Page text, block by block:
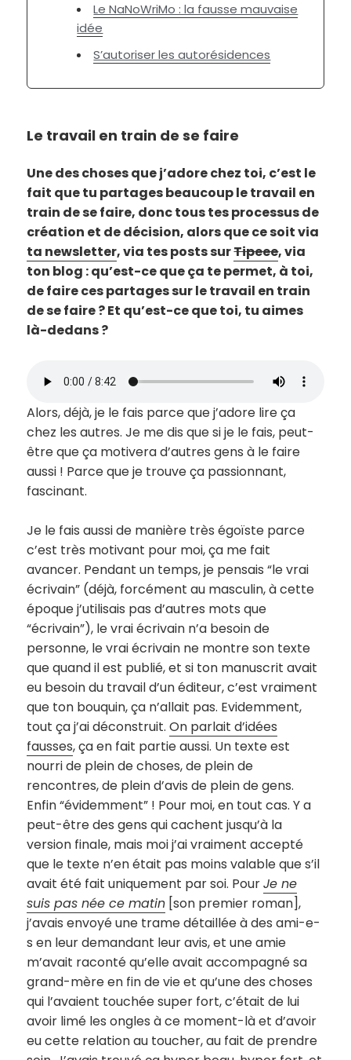
Le NaNoWriMo : la fausse mauvaise
idée
S’autoriser les autorésidences
Le travail en train de se faire
Une des choses que j’adore chez toi, c’est le
fait que tu partages beaucoup le travail en
train de se faire, donc tous tes processus de
création et de décision, alors que ce soit via
ta newsletter, via tes posts surTipeee, via
ton blog : qu’est-ce que ça te permet, à toi,
de faire ces partages sur le travail en train
de se faire ? Et qu’est-ce que toi, tu aimes
là-dedans ?
Alors, déjà, je le fais parce que j’adore lire ça
chez les autres. Je me dis que si je le fais, peut-
être que ça motivera d’autres gens à le faire
aussi ! Parce que je trouve ça passionnant,
fascinant.
Je le fais aussi de manière très égoïste parce
c’est très motivant pour moi, ça me fait
avancer. Pendant un temps, je pensais “le vrai
écrivain” (déjà, forcément au masculin, à cette
époque j’utilisais pas d’autres mots que
“écrivain”), le vrai écrivain n’a besoin de
personne, le vrai écrivain ne montre son texte
que quand il est publié, et si ton manuscrit avait
eu besoin du travail d’un éditeur, c’est vraiment
que ton bouquin, ça n’allait pas. Evidemment,
tout ça j’ai déconstruit.On parlait d’idées
fausses, ça en fait partie aussi. Un texte est
nourri de plein de choses, de plein de
rencontres, de plein d’avis de plein de gens.
Enfin “évidemment” ! Pour moi, en tout cas. Y a
peut-être des gens qui cachent jusqu’à la
version finale, mais moi j’ai vraiment accepté
que le texte n’en était pas moins valable que s’il
avait été fait uniquement par soi. PourJe ne
suis pas née ce matin [son premier roman],
j’avais envoyé une trame détaillée à des ami-e-
s en leur demandant leur avis, et une amie
m’avait raconté qu’elle avait accompagné sa
grand-mère en fin de vie et qu’une des choses
qui l’avaient touchée super fort, c’était de lui
avoir limé les ongles à ce moment-là et d’avoir
eu cette relation au toucher, au fait de prendre